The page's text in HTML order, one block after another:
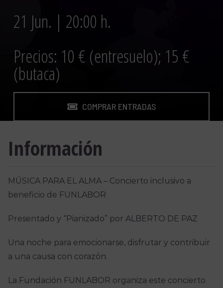
21 Jun. | 20:00 h.
Precios: 10 € (entresuelo); 15 €
(butaca)
COMPRAR ENTRADAS
Información
MÚSICA PARA EL ALMA – Concierto inclusivo a
beneficio de FUNLABOR
Presentado y “Pianizado” por ALBERTO DE PAZ
Una noche para emocionarse, disfrutar y contribuir
a una causa con corazón.
La Fundación FUNLABOR organiza este concierto